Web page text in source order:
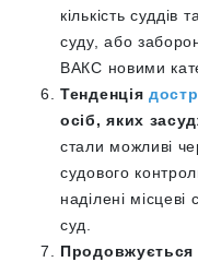
кількість суддів
суду, або
ВАКС новими
Тенденція
осіб, яких
стали можливі
судового
наділені
суд.
Продовжується